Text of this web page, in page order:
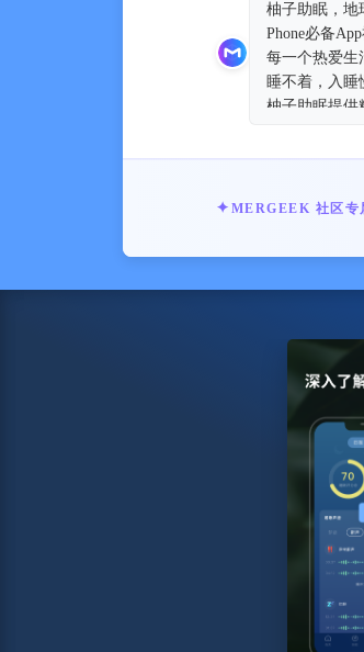
柚子助眠，地
Phone必备
每一个热爱生
睡不着，入睡
柚子助眠提供
【适用人群】
-喜欢冥想或想
-压力大、易
在柚子助眠
【入睡快】
【睡觉-香】
【记录】记
【叫醒-柔】
免责声明：
本应用程序
本应用的过
【自动订阅服
1、订阅服务
-柚子助眠会
-柚子助眠月
✦ MERGEEK 社区专